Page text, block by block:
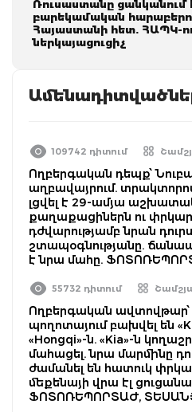
Ռուսաստանը ցանկանում
բարեկամական
Հայաստանի հետ. ՀԱՊԿ-
ներկայացուցիչ
109742 դիտում
Ողբերգական դեպք՝
աղբավայրում.
լցվել է 29-ամյա
քաղաքացիներն ու
դժվարությամբ նրան դուրս
շտապօգնությանը.
է նրա մահը.
55732 դիտում
Ողբերգական ավտովթար՝
պողոտայում բախվել են
«Hongqi»-ն. «Kia»-ն
մահացել. նրա մարմինը
ժամանել են հատուկ
մեքենայի վրա էլ
ՖՈՏՈՌԵՊՈՐՏԱԺ,